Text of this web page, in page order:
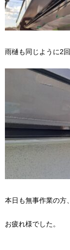
雨樋も同じように2
本日も無事作業の方
お疲れ様でした。
＿＿＿＿＿＿＿＿